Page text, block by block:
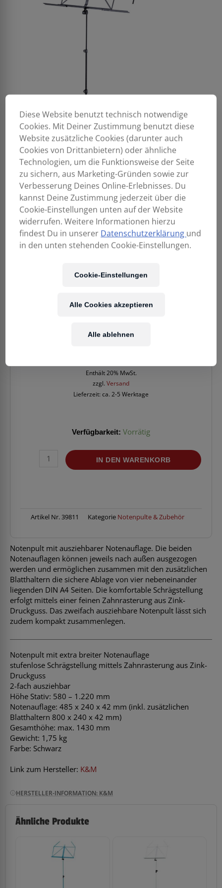
Enthält 20% MwSt.
zzgl. Versand
Lieferzeit: ca. 2-5 Werktage
Verfügbarkeit: Vorrätig
IN DEN WARENKORB
Artikel Nr.39811 Kategorie Notenpulte & Zubehör
Notenpult mit ausziehbarer Notenauflage. Die beiden
Notenauflagen können jeweils nach außen ausgezogen
werden und ermöglichen zusammen mit den zusätzlichen
Blatthaltern die sichere Ablage von vier nebeneinander
liegenden DIN A4 Seiten. Die komfortable Schrägstellung
erfolgt mittels einer feinen Zahnrasterung aus Zink-
Druckguss. Das zweifach ausziehbare Notenpult lässt sich
zudem kompakt zusammenlegen.
Notenpult mit extra breiter Notenauflage
stufenlose Schrägstellung mittels Zahnrasterung aus Zink-
Druckguss
2-fach ausziehbar
Höhe Stativ: 580 – 1.220 mm
Notenauflage: 485 x 240 x 42 mm (inkl. zusätzlichen
Blatthaltern 800 x 240 x 42 mm)
Gesamthöhe: max. 1430 mm
Gewicht: 1,75 kg
Farbe: Schwarz
Link zum Hersteller: K&M
HERSTELLER-INFORMATION: K&M
Ähnliche Produkte
Diese Website benutzt technisch notwendige
Cookies. Mit Deiner Zustimmung benutzt diese
Website zusätzliche Cookies (darunter auch
Cookies von Drittanbietern) oder ähnliche
Technologien, um die Funktionsweise der Seite
zu sichern, aus Marketing-Gründen sowie zur
Verbesserung Deines Online-Erlebnisses. Du
kannst Deine Zustimmung jederzeit über die
Cookie-Einstellungen unten auf der Website
widerrufen. Weitere Informationen hierzu
findest Du in unserer Datenschutzerklärung und
in den unten stehenden Cookie-Einstellungen.
Cookie-Einstellungen
Alle ablehnen
Alle Cookies akzeptieren